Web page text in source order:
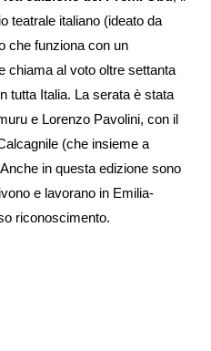
teatrale italiano (ideato da
che funziona con un
chiama al voto oltre settanta
tutta Italia. La serata è stata
e Lorenzo Pavolini, con il
(che insieme a
in questa edizione sono
e lavorano in Emilia-
riconoscimento.